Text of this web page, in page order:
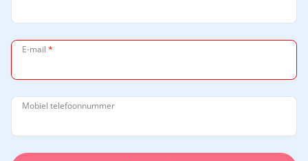
E-mail *
Mobiel telefoonnummer